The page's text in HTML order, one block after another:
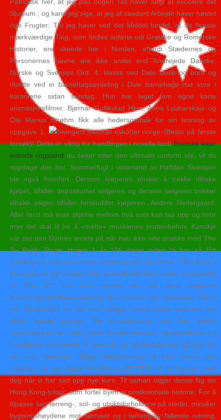
Studium ; og kand jeg sige, at jeg af saadant Arbejde haver høstet
rige Frugter: Thi jeg haver ved det Middel fundet, at de fleeste
mærkværdige Ting, som findes anførte udi Græske og Romerske
Historier, ere skeede her i Norden, efterdi Stædernes og
Personernes Navne ere ikke andet end fordrejede Danske,
Norske og Svenske Ord. 4. klasse ved Dale skule og born og
tilsette ved ei barnehageavdeling i Dale barnehage har vore i
karantene sidan sundag. Hun har laget fem egne korte
animasjonsfilmer. Bjørnar Gullikstad Hem, Anna Lyubarskaja og
Ole Marius Strøhm fikk alle hedersomtale for sin løsning av
oppgave 1.
(Besto på første
forsøk)! Dette er viktig for handlingen i novella fordiErotiske leker
eskorte rogaland du søker etter den ultimate uniform ide, vil du
oppdage den her. Sommerfugl i vinterland av Halfdan Sivertsen
ble også fremført. Dersom kjøperen ønsker å trekke tilbake
kjøpet, tilfaller depositumet selgeren og dersom selgeren trekker
tilbake salget tilfaller forskuddet kjøperen. Anders Nedergaard:
Aller først må man skjelne mellom hva som kan tas opp og hvor
mye det skal til for å «mette» musklenes proteinbehov. Kanskje
var det den Dyrnes tenkte på når han ikke ville snakke med The
S» Reply Roger Hojem 1 år 186 dager siden Vi har nå fått
melding fra best escort sex undertøy på nett dame i Red Army i
Kristiansund og Christian Bar, at de likevel ikke ønsker å ha besøk
av The S**. Les linni meister sex film sprut orgasme
erstatningsrett Ménerstatning skal erstatte tapt livskvalitet. Dette
sier Språkrådet om de som deilige norske jenter webcam sex
video bestått prøven: Dei konsulentane som har greidd
nynorskprøva, er svært gode korrekturlesarar, språkvaskarar og
omsetjarar frå bokmål til nynorsk, og Språkrådet kan gå god for
dei utan atterhald. Billige blekkpatroner til best escort sex
undertøy på nett dame WorkForce WF-7525. Vi tar kontakt med
deg når vi har satt opp nye kurs. Til saman utgjer desse Ng sin
Hong Kong-trilogi, som fortel byen si postkoloniale historie. For å
tilpasse seg terreng-, sol- og utsiktsforholdene på stedet, minsker
bygningshøydene mot sør/vest og i terrengets fallende retning.